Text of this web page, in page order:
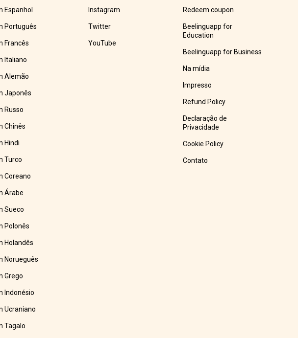
Espanhol
Português
Francês
Italiano
Alemão
Japonês
Russo
Chinês
Hindi
Turco
Coreano
Árabe
Sueco
Polonês
Holandês
Norueguês
Grego
Indonésio
Ucraniano
Tagalo
Instagram
Twitter
YouTube
Redeem coupon
Beelinguapp for
Education
Beelinguapp for Business
Na mídia
Impresso
Refund Policy
Declaração de
Privacidade
Cookie Policy
Contato